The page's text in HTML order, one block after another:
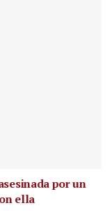
por un
ella